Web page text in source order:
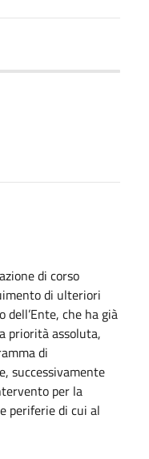
di corso
di ulteriori
che ha già
priorità assoluta,
di
successivamente
per la
periferie di cui al